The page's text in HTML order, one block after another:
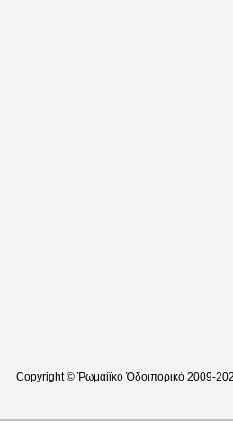
Copyright © Ῥωμαίϊκο Ὁδοιπορικό 2009-